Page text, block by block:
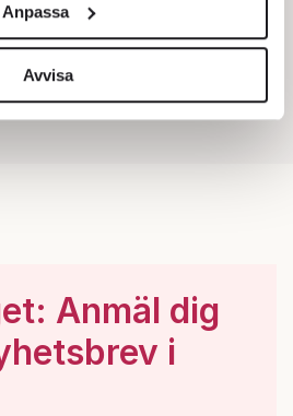
vår trafik. Vi
identifierare och annan
till de sociala medier och
som vi samarbetar med.
Anpassa
Avvisa
Anmäl dig
i